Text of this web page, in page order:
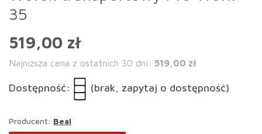
35
519,00 zł
Najniższa cena z ostatnich 30 dni: 519,00 zł
Dostępność: (brak, zapytaj o dostępność)
Producent: Beal